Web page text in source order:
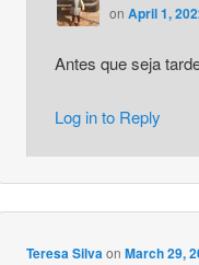
on April 1,
Antes que seja
Log in to Reply
Teresa SilvaonMarch 29,